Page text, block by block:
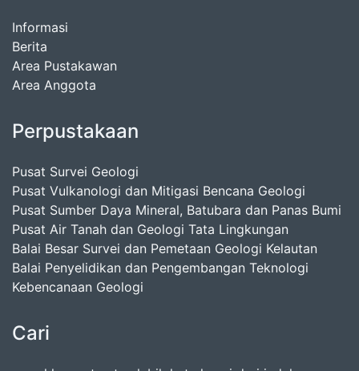
Informasi
Berita
Area Pustakawan
Area Anggota
Perpustakaan
Pusat Survei Geologi
Pusat Vulkanologi dan Mitigasi Bencana Geologi
Pusat Sumber Daya Mineral, Batubara dan Panas Bumi
Pusat Air Tanah dan Geologi Tata Lingkungan
Balai Besar Survei dan Pemetaan Geologi Kelautan
Balai Penyelidikan dan Pengembangan Teknologi
Kebencanaan Geologi
Cari